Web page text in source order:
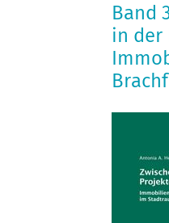
Band
in der